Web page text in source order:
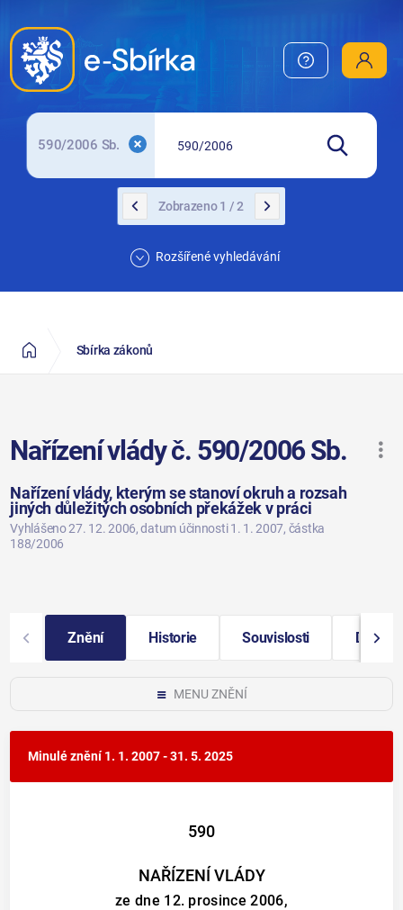
590/2006 Sb.
Zobrazeno 1 / 2
Rozšířené vyhledávání
Sbírka zákonů
Nařízení vlády č. 590/2006 Sb.
Nařízení vlády, kterým se stanoví okruh a rozsah
jiných důležitých osobních překážek v práci
Vyhlášeno 27. 12. 2006, datum účinnosti 1. 1. 2007, částka
188/2006
Znění Historie Souvislosti Další
MENU ZNĚNÍ
Minulé znění1. 1. 2007 - 31. 5. 2025
590
NAŘÍZENÍ VLÁDY
ze dne 12. prosince 2006,